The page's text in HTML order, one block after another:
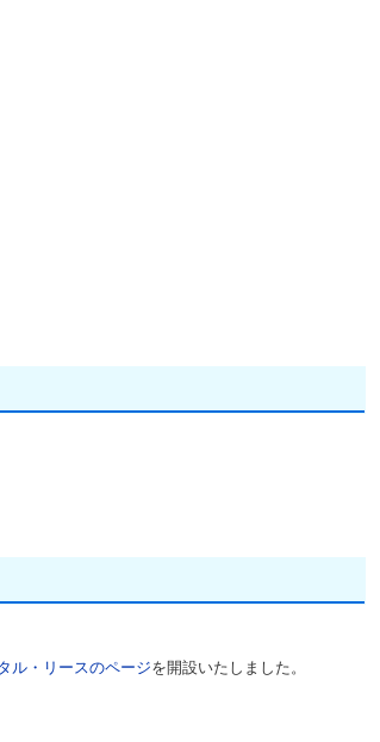
ル・リースのページを開設いたしました。